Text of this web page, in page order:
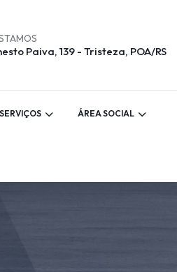
Paiva, 139 - Tristeza, POA/RS
SERVIÇOS ÁREA SOCIAL